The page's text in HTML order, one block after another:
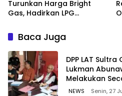
Turunkan Harga Bright
Gas, Hadirkan LPG
Lebih Kompetitif
Baca Juga
‎DPP LAT
Lukman
Melakukan
NEWS Senin, 27